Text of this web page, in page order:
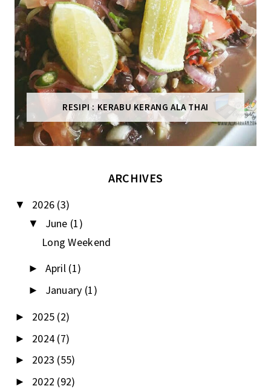
RESIPI : KERABU KERANG ALA THAI
ARCHIVES
▼ 2026 (3)
▼ June (1)
Long Weekend
► April (1)
► January (1)
► 2025 (2)
► 2024 (7)
► 2023 (55)
► 2022 (92)